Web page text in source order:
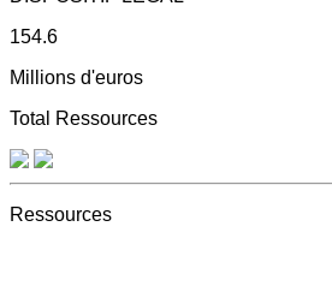
154.6
Millions d'euros
Total Ressources
Ressources